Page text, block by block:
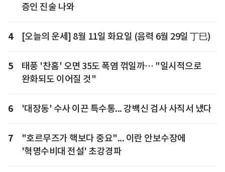
증인 진술 나와
4 [오늘의 운세] 8월 11일 화요일 (음력 6월 29일 丁巳)
5
태풍 '찬홈' 오면 35도 폭염 꺾일까… "일시적으로
완화되도 이어질 것"
6 '대장동' 수사 이끈 특수통... 강백신 검사 사직서 냈다
7
"호르무즈가 핵보다 중요"... 이란 안보수장에
'혁명수비대 전설' 초강경파